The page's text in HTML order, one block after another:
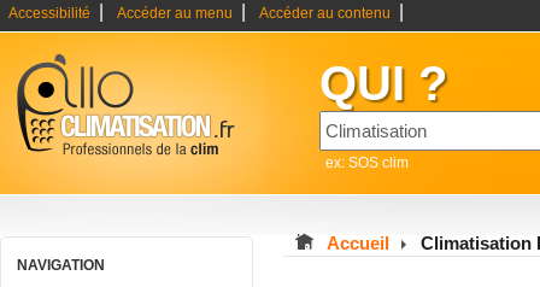
Accessibilité Accéder au menu Accéder au contenu
QUI ?
ex: SOS clim
NAVIGATION
Accueil Climatisation